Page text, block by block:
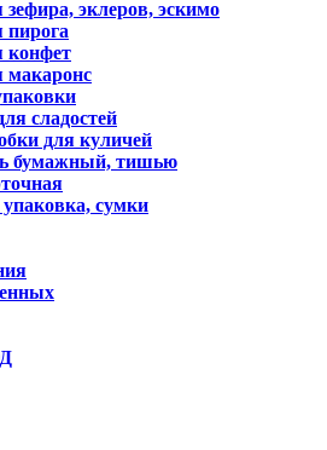
эклеров, эскимо
пирога
конфет
макаронс
сладостей
для куличей
бумажный, тишью
сумки